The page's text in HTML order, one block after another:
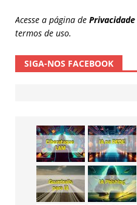
Acesse a página de Privacidade
termos de uso.
SIGA-NOS FACEBOOK